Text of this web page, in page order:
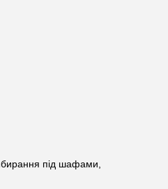
під шафами,